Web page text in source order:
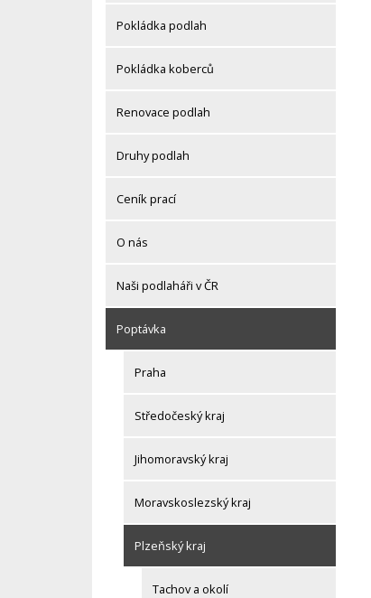
Pokládka podlah
Pokládka koberců
Renovace podlah
Druhy podlah
Ceník prací
O nás
Naši podlaháři v ČR
Poptávka
Praha
Středočeský kraj
Jihomoravský kraj
Moravskoslezský kraj
Plzeňský kraj
Tachov a okolí